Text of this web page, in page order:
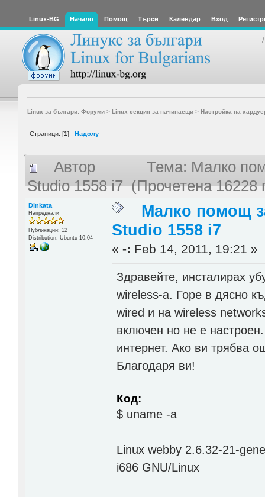
Linux-BG Начало Помощ Търси Календар Вход
Linux за българи: Форуми> Linux секция за начинаещи> Настройка на
Страници: [1] Надолу
Автор
Тема: Малко
Studio 1558 i7 (Прочетена 16228
Dinkata
Напреднали
Публикации: 12
Distribution: Ubuntu 10.04
Малко помощ
Studio 1558 i7
«-: Feb 14, 2011, 19:21 »
Здравейте, инсталирах
wireless-а. Горе в дясно
wired и на wireless
включен но не е
интернет. Ако ви трябва
Благодаря ви!
Код:
$ uname -a
Linux webby 2.6.32-21-
i686 GNU/Linux